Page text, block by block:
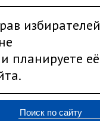
избирателей
планируете её